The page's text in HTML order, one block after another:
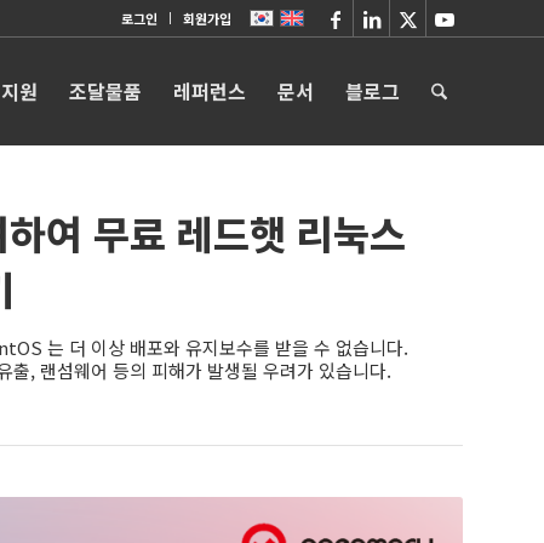
로그인 회원가입
원 조달물품 레퍼런스 문서 블로그
여 무료 레드햇 리눅스
는 더 이상 배포와 유지보수를 받을 수 없습니다.
, 랜섬웨어 등의 피해가 발생될 우려가 있습니다.